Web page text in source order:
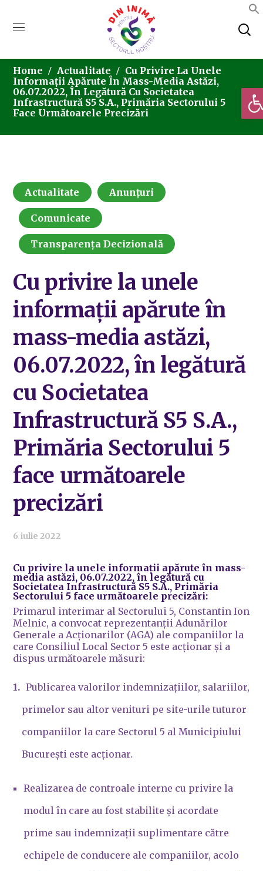
Home Actualitate
Cu Privire La Unele
Informații Apărute În Mass-Media Astăzi,
06.07.2022, În Legătură Cu Societatea
Infrastructură S5 S.A., Primăria Sectorului 5
Face Următoarele Precizări
Actualitate Anunțuri
Comunicate
Transparența Decizională
Cu privire la unele
informații apărute în
mass-media astăzi,
06.07.2022, în legătură
cu Societatea
Infrastructură S5 S.A.,
Primăria Sectorului 5
face următoarele
precizări
6 iulie 2022
Cu privire la unele informații apărute în mass-
media astăzi, 06.07.2022, în legătură cu
Societatea Infrastructură S5 S.A., Primăria
Sectorului 5 face următoarele precizări:
Primarul interimar al Sectorului 5, Constantin Ion
Melnic, a convocat reprezentanții Adunărilor
Generale a Acționarilor (AGA) ale companiilor la
care Consiliul Local Sector 5 este acționar și a
dispus următoarele măsuri:
Publicarea valorilor indemnizațiilor, salariilor,
primelor sau altor venituri pe site-urile tuturor
companiilor la care Sectorul 5 al Municipiului
București este acționar.
Realizarea de controale interne cu privire la
modul în care au fost stabilite și acordate
prime sau indemnizații suplimentare către
echipele de conducere ale companiilor, acolo